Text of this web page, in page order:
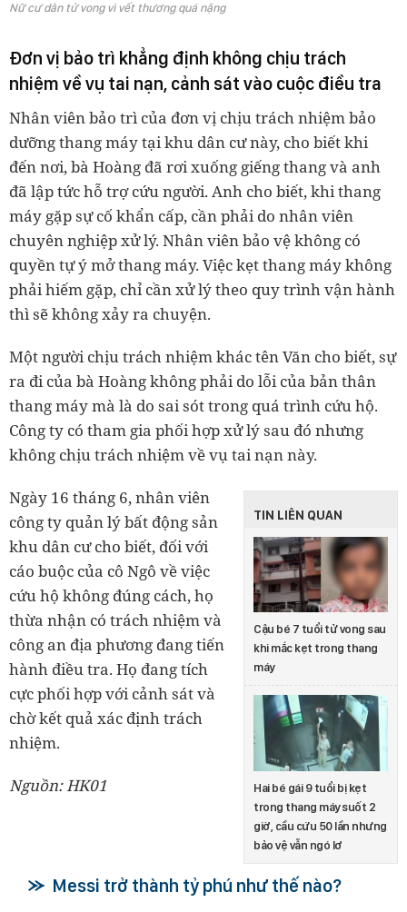
Nữ cư dân tử vong vì vết thương quá nặng
Đơn vị bảo trì khẳng định không chịu trách
nhiệm về vụ tai nạn, cảnh sát vào cuộc điều tra
Nhân viên bảo trì của đơn vị chịu trách nhiệm bảo
dưỡng thang máy tại khu dân cư này, cho biết khi
đến nơi, bà Hoàng đã rơi xuống giếng thang và anh
đã lập tức hỗ trợ cứu người. Anh cho biết, khi thang
máy gặp sự cố khẩn cấp, cần phải do nhân viên
chuyên nghiệp xử lý. Nhân viên bảo vệ không có
quyền tự ý mở thang máy. Việc kẹt thang máy không
phải hiếm gặp, chỉ cần xử lý theo quy trình vận hành
thì sẽ không xảy ra chuyện.
Một người chịu trách nhiệm khác tên Văn cho biết, sự
ra đi của bà Hoàng không phải do lỗi của bản thân
thang máy mà là do sai sót trong quá trình cứu hộ.
Công ty có tham gia phối hợp xử lý sau đó nhưng
không chịu trách nhiệm về vụ tai nạn này.
TIN LIÊN QUAN
Cậu bé 7 tuổi tử vong sau
khi mắc kẹt trong thang
máy
Hai bé gái 9 tuổi bị kẹt
trong thang máy suốt 2
giờ, cầu cứu 50 lần nhưng
bảo vệ vẫn ngó lơ
Ngày 16 tháng 6, nhân viên
công ty quản lý bất động sản
khu dân cư cho biết, đối với
cáo buộc của cô Ngô về việc
cứu hộ không đúng cách, họ
thừa nhận có trách nhiệm và
công an địa phương đang tiến
hành điều tra. Họ đang tích
cực phối hợp với cảnh sát và
chờ kết quả xác định trách
nhiệm.
Nguồn: HK01
Messi trở thành tỷ phú như thế nào?